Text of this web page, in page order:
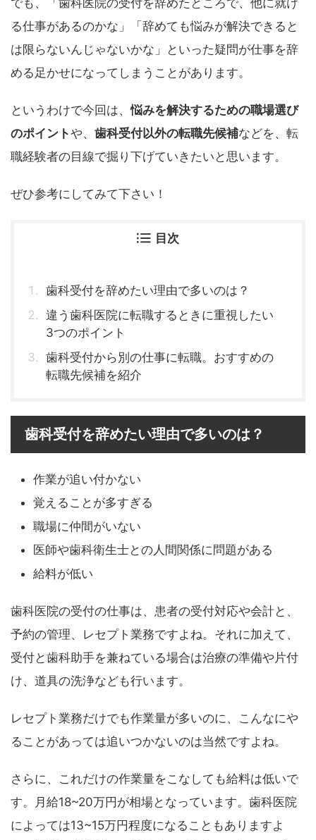
でも、「歯科医院の受付を辞めたところで、他に就け
る仕事があるのかな」「辞めても悩みが解決できると
は限らないんじゃないかな」といった疑問が仕事を辞
める足かせになってしまうことがあります。
というわけで今回は、悩みを解決するための職場選び
のポイントや、 歯科受付以外の転職先候補などを、転
職経験者の目線で掘り下げていきたいと思います。
ぜひ参考にしてみて下さい！
目次
歯科受付を辞めたい理由で多いのは？
違う歯科医院に転職するときに重視したい
3つのポイント
歯科受付から別の仕事に転職。おすすめの
転職先候補を紹介
歯科受付を辞めたい理由で多いのは？
作業が追い付かない
覚えることが多すぎる
職場に仲間がいない
医師や歯科衛生士との人間関係に問題がある
給料が低い
歯科医院の受付の仕事は、患者の受付対応や会計と、
予約の管理、レセプト業務ですよね。それに加えて、
受付と歯科助手を兼ねている場合は治療の準備や片付
け、道具の洗浄なども行います。
レセプト業務だけでも作業量が多いのに、こんなにや
ることがあっては追いつかないのは当然ですよね。
さらに、これだけの作業量をこなしても給料は低いで
す。月給18~20万円が相場となっています。歯科医院
によっては13~15万円程度になることもありますよ